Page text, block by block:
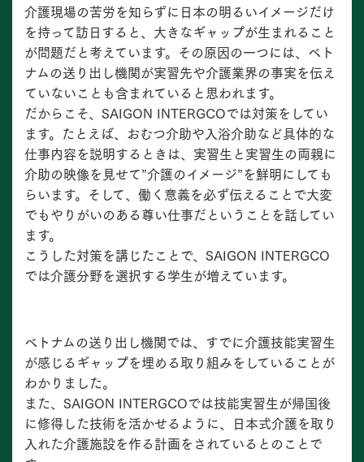
介護現場の苦労を知らずに日本の明るいイメージだけ
を持って訪日すると、大きなギャップが生まれること
が問題だと考えています。その原因の一つには、ベト
ナムの送り出し機関が実習先や介護業界の事実を伝え
ていないことも含まれていると思われます。
だからこそ、SAIGON INTERGCOでは対策をしてい
ます。たとえば、おむつ介助や⼊浴介助など具体的な
仕事内容を説明するときは、実習⽣と実習⽣の両親に
介助の映像を⾒せて”介護のイメージ”を鮮明にしても
らいます。そして、働く意義を必ず伝えることで大変
でもやりがいのある尊い仕事だということを話してい
ます。
こうした対策を講じたことで、SAIGON INTERGCO
では介護分野を選択する学生が増えています。
ベトナムの送り出し機関では、すでに介護技能実習生
が感じるギャップを埋める取り組みをしていることが
わかりました。
また、SAIGON INTERGCOでは技能実習生が帰国後
に修得した技術を活かせるように、日本式介護を取り
入れた介護施設を作る計画をされているとのことで